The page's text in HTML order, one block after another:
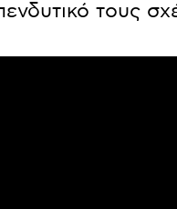
τους